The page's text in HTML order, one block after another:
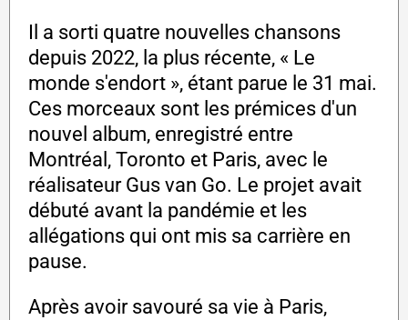
Il a sorti quatre nouvelles chansons
depuis 2022, la plus récente, « Le
monde s'endort », étant parue le 31 mai.
Ces morceaux sont les prémices d'un
nouvel album, enregistré entre
Montréal, Toronto et Paris, avec le
réalisateur Gus van Go. Le projet avait
débuté avant la pandémie et les
allégations qui ont mis sa carrière en
pause.
Après avoir savouré sa vie à Paris,